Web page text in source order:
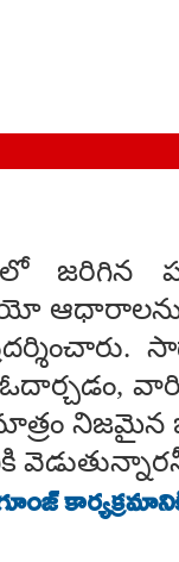
జరిగిన
ఓదార్చడం,
నిజమైన